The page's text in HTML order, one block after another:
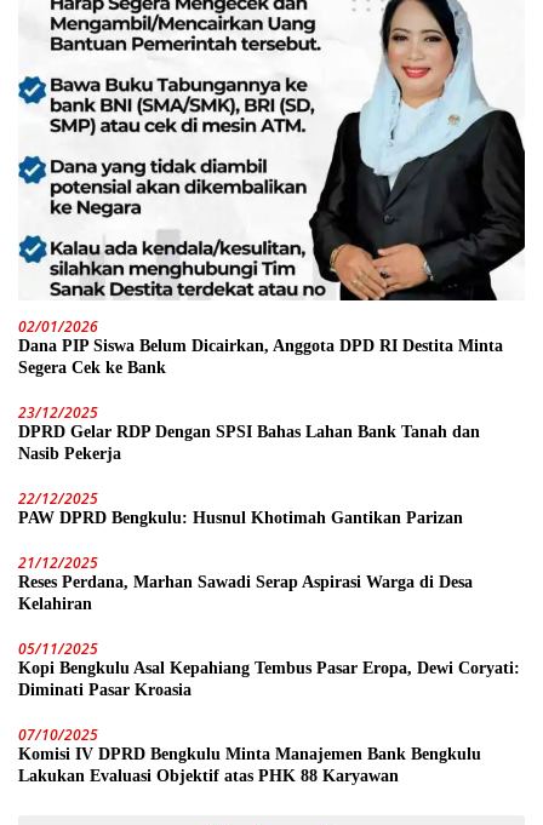
02/01/2026
Dana PIP Siswa Belum Dicairkan, Anggota DPD RI Destita Minta
Segera Cek ke Bank
23/12/2025
DPRD Gelar RDP Dengan SPSI Bahas Lahan Bank Tanah dan
Nasib Pekerja
22/12/2025
PAW DPRD Bengkulu: Husnul Khotimah Gantikan Parizan
21/12/2025
Reses Perdana, Marhan Sawadi Serap Aspirasi Warga di Desa
Kelahiran
05/11/2025
Kopi Bengkulu Asal Kepahiang Tembus Pasar Eropa, Dewi Coryati:
Diminati Pasar Kroasia
07/10/2025
Komisi IV DPRD Bengkulu Minta Manajemen Bank Bengkulu
Lakukan Evaluasi Objektif atas PHK 88 Karyawan